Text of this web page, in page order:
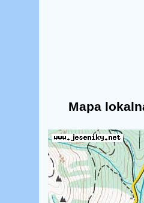
Mapa